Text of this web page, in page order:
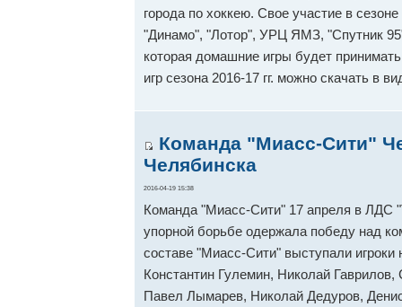
города по хоккею. Свое участие в
"Динамо", "Лотор", УРЦ ЯМЗ, "Спутник
которая домашние игры будет
игр сезона 2016-17 гг. можно скачать в
Команда "Миасс-Сити"
Челябинска
2016-04-19 15:38
Команда "Миасс-Сити" 17 апреля в ЛДС
упорной борьбе одержала победу над
составе "Миасс-Сити" выступали
Константин Гулемин, Николай
Павел Лымарев, Николай Дедуров,